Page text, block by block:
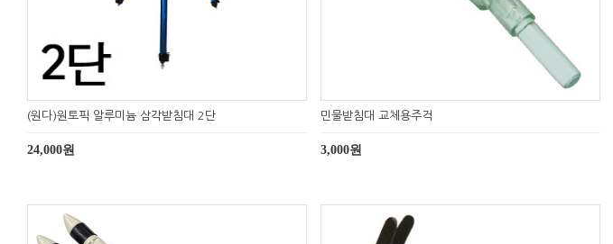
(원다)원토픽 알루미늄 삼각받침대 2단
24,000원
민물받침대 교체용주걱
3,000원